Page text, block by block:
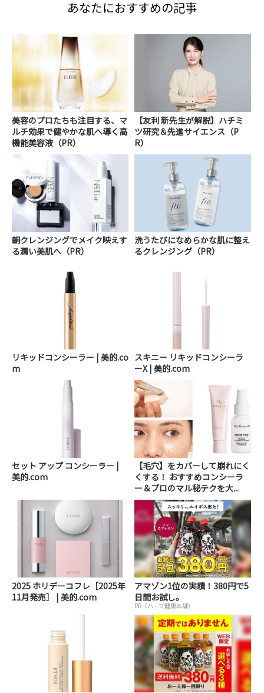
あなたにおすすめの記事
美容のプロたちも注目する、マ
ルチ効果で健やかな肌へ導く高
機能美容液（PR）
【友利 新先生が解説】ハチミ
ツ研究＆先進サイエンス（P
R）
朝クレンジングでメイク映えす
る潤い美肌へ（PR）
洗うたびになめらかな肌に整え
るクレンジング（PR）
リキッドコンシーラー | 美的.co
m
スキニー リキッドコンシーラ
ーX | 美的.com
セット アップ コンシーラー |
美的.com
【毛穴】をカバーして崩れにく
くする！ おすすめコンシーラ
ー＆プロのマル秘テクを大...
2025 ホリデーコフレ［2025年
11月発売］ | 美的.com
アマゾン1位の実績！380円で5
日間お試し。
PR（ハーブ健康本舗）